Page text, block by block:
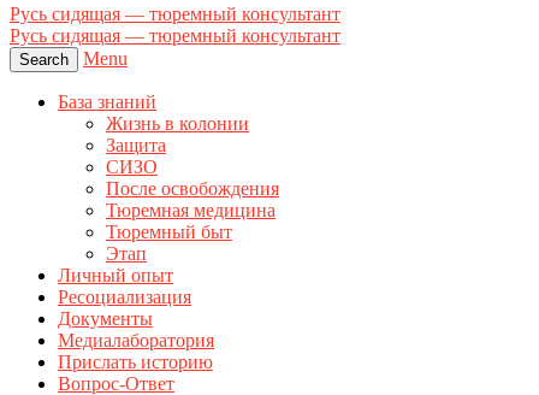
Русь сидящая — тюремный консультант
Русь сидящая — тюремный консультант
Search Menu
База знаний
Жизнь в колонии
Защита
СИЗО
После освобождения
Тюремная медицина
Тюремный быт
Этап
Личный опыт
Ресоциализация
Документы
Медиалаборатория
Прислать историю
Вопрос-Ответ